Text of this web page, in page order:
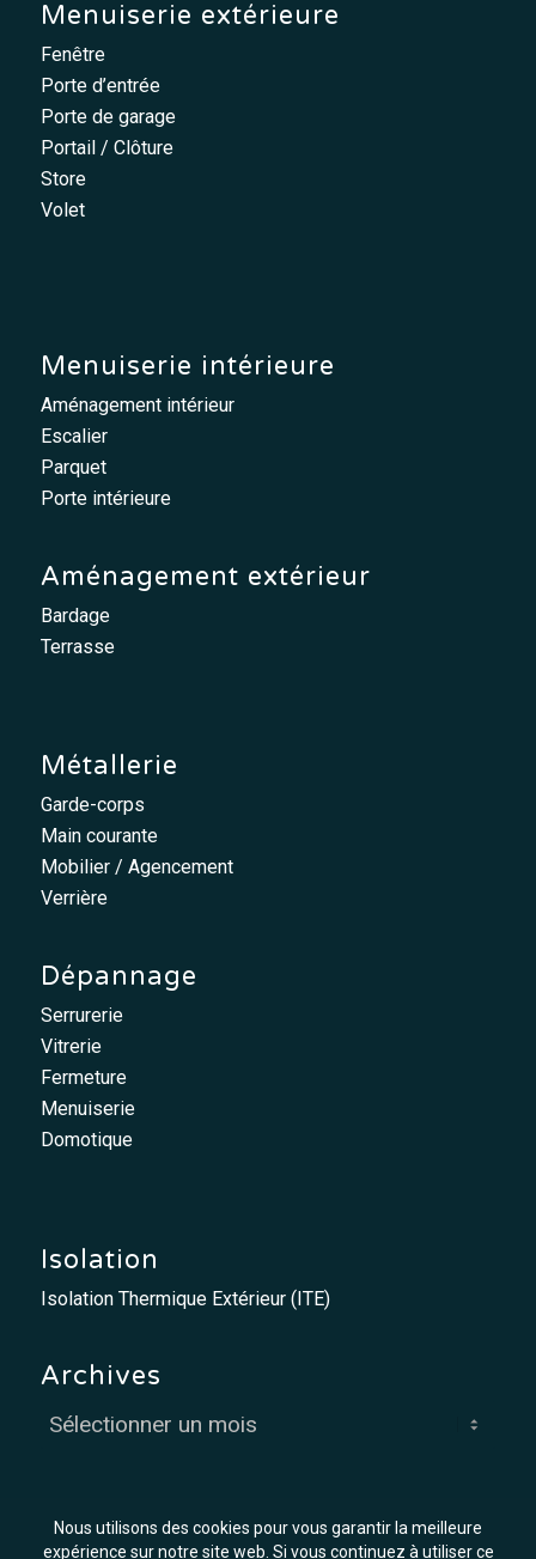
Menuiserie extérieure
Fenêtre
Porte d’entrée
Porte de garage
Portail / Clôture
Store
Volet
Menuiserie intérieure
Aménagement intérieur
Escalier
Parquet
Porte intérieure
Aménagement extérieur
Bardage
Terrasse
Métallerie
Garde-corps
Main courante
Mobilier / Agencement
Verrière
Dépannage
Serrurerie
Vitrerie
Fermeture
Menuiserie
Domotique
Isolation
Isolation Thermique Extérieur (ITE)
Archives
Nous utilisons des cookies pour vous garantir la meilleure
expérience sur notre site web. Si vous continuez à utiliser ce